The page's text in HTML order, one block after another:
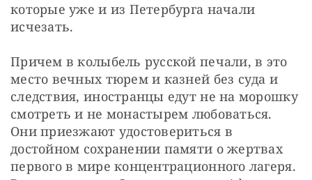
которые уже и из Петербурга начали
исчезать.
Причем в колыбель русской печали, в это
место вечных тюрем и казней без суда и
следствия, иностранцы едут не на морошку
смотреть и не монастырем любоваться.
Они приезжают удостовериться в
достойном сохранении памяти о жертвах
первого в мире концентрационного лагеря.